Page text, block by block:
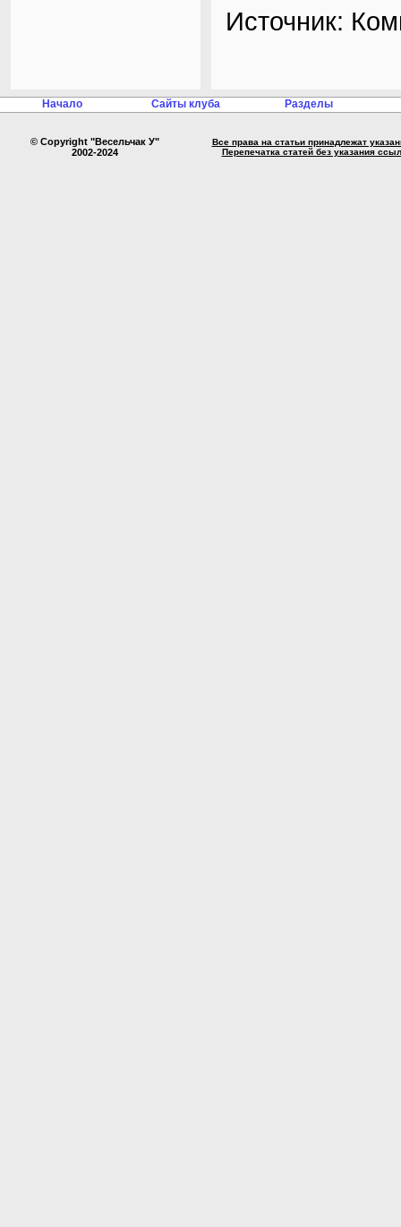
Источник:
Начало Сайты клуба Разделы
© Copyright "Весельчак У"
2002-2024
Все права на статьи принадлежат
Перепечатка статей без указания